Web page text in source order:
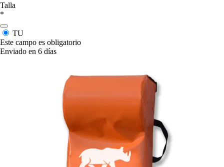
Talla
*
TU
Este campo es obligatorio
Enviado en 6 días